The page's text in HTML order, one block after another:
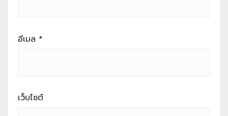
อีเมล *
เว็บไซต์